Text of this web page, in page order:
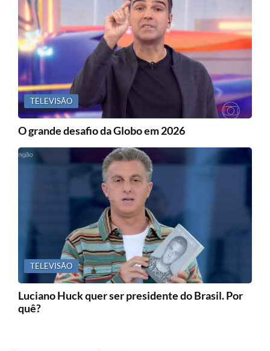
TELEVISÃO
O grande desafio da Globo em 2026
TELEVISÃO
Luciano Huck quer ser presidente do Brasil. Por
quê?